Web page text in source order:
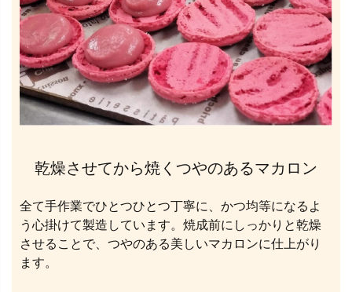
乾燥させてから焼くつやのあるマカロン
全て手作業でひとつひとつ丁寧に、かつ均等になるよ
う心掛けて製造しています。焼成前にしっかりと乾燥
させることで、つやのある美しいマカロンに仕上がり
ます。